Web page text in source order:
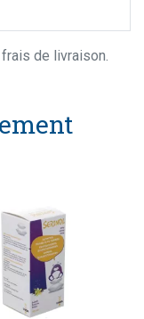
de livraison.